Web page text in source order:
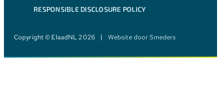
RESPONSIBLE DISCLOSURE POLICY
Copyright © ElaadNL 2026 Website door Smeders